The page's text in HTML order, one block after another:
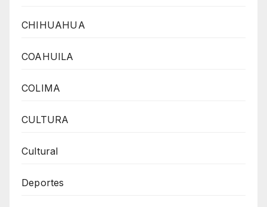
CHIHUAHUA
COAHUILA
COLIMA
CULTURA
Cultural
Deportes